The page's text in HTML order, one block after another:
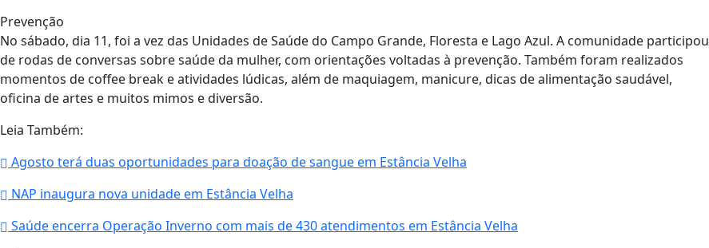
Prevenção
No sábado, dia 11, foi a vez das Unidades de Saúde do Campo Grande, Floresta e Lago Azul. A comunidade participou
de rodas de conversas sobre saúde da mulher, com orientações voltadas à prevenção. Também foram realizados
momentos de coffee break e atividades lúdicas, além de maquiagem, manicure, dicas de alimentação saudável,
oficina de artes e muitos mimos e diversão.
Leia Também:
Agosto terá duas oportunidades para doação de sangue em Estância Velha
NAP inaugura nova unidade em Estância Velha
Saúde encerra Operação Inverno com mais de 430 atendimentos em Estância Velha